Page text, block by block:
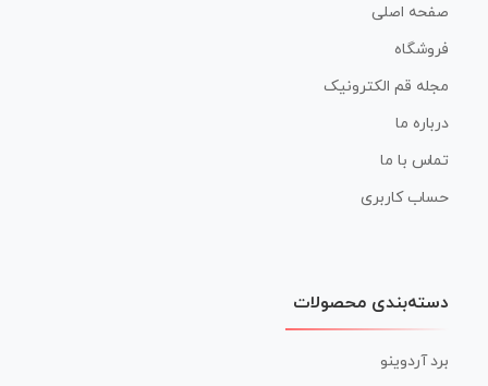
صفحه اصلی
فروشگاه
مجله قم الکترونیک
درباره ما
تماس با ما
حساب کاربری
دسته‌بندی محصولات
برد آردوینو